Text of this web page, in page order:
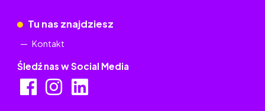
Tu nas znajdziesz
Kontakt
Śledź nas w Social Media